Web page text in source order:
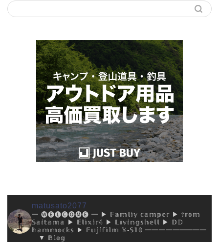
matusato2077
━ 🅦🅔🅛🅒🅞🅜🅔 ━ ▶︎ 𝔽𝕒𝕞𝕝𝕚𝕪 𝕔𝕒𝕞𝕡𝕖𝕣 ▶︎ 𝕗𝕣𝕠𝕞
𝕊𝕒𝕚𝕥𝕒𝕞𝕒 ▶︎ 𝔼𝕝𝕚𝕩𝕚𝕣𝟜 ▶︎ 𝕃𝕚𝕧𝕚𝕟𝕘𝕤𝕙𝕖𝕝𝕝 ▶︎ 𝔻𝔻
𝕙𝕒𝕞𝕞𝕠𝕔𝕜𝕤 ▶︎ 𝔽𝕦𝕛𝕚𝕗𝕚𝕝𝕞 𝕏-𝕊𝟙𝟘 ━━━━━━━━━
▼ 𝔹𝕝𝕠𝕘